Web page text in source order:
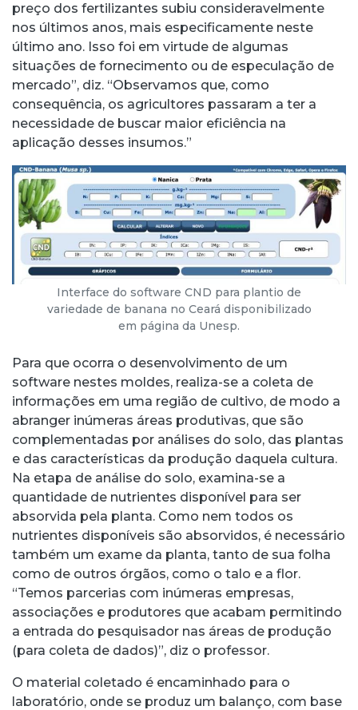
preço dos fertilizantes subiu consideravelmente
nos últimos anos, mais especificamente neste
último ano. Isso foi em virtude de algumas
situações de fornecimento ou de especulação de
mercado”, diz. “Observamos que, como
consequência, os agricultores passaram a ter a
necessidade de buscar maior eficiência na
aplicação desses insumos.”
Interface do software CND para plantio de
variedade de banana no Ceará disponibilizado
em página da Unesp.
Para que ocorra o desenvolvimento de um
software nestes moldes, realiza-se a coleta de
informações em uma região de cultivo, de modo a
abranger inúmeras áreas produtivas, que são
complementadas por análises do solo, das plantas
e das características da produção daquela cultura.
Na etapa de análise do solo, examina-se a
quantidade de nutrientes disponível para ser
absorvida pela planta. Como nem todos os
nutrientes disponíveis são absorvidos, é necessário
também um exame da planta, tanto de sua folha
como de outros órgãos, como o talo e a flor.
“Temos parcerias com inúmeras empresas,
associações e produtores que acabam permitindo
a entrada do pesquisador nas áreas de produção
(para coleta de dados)”, diz o professor.
O material coletado é encaminhado para o
laboratório, onde se produz um balanço, com base